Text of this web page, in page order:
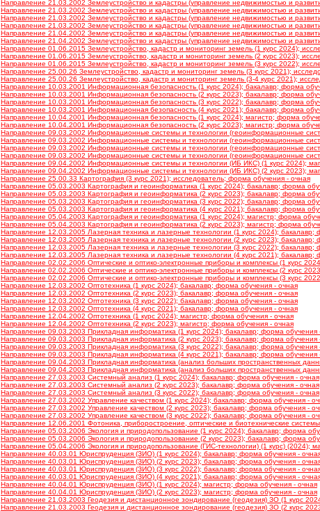
Направление 21.03.2002 Землеустройство и кадастры (управление недвижимостью и
Направление 21.03.2002 Землеустройство и кадастры (управление недвижимостью и
Направление 21.03.2002 Землеустройство и кадастры (управление недвижимостью и
Направление 21.03.2002 Землеустройство и кадастры (управление недвижимостью и
Направление 21.04.2002 Землеустройство и кадастры (управление недвижимостью и
Направление 21.04.2002 Землеустройство и кадастры (управление недвижимостью и
Направление 01.06.2015 Землеустройство, кадастр и мониторинг земель (1 курс 2024);
Направление 01.06.2015 Землеустройство, кадастр и мониторинг земель (2 курс 2023);
Направление 01.06.2015 Землеустройство, кадастр и мониторинг земель (3 курс 2022);
Направление 25.00.26 Землеустройство, кадастр и мониторинг земель (3 курс 2021);
Направление 25.00.26 Землеустройство, кадастр и мониторинг земель (3-4 курс 2021);
Направление 10.03.2001 Информационная безопасность (1 курс 2024); бакалавр; форма
Направление 10.03.2001 Информационная безопасность (2 курс 2023); бакалавр; форма
Направление 10.03.2001 Информационная безопасность (3 курс 2022); бакалавр; форма
Направление 10.03.2001 Информационная безопасность (4 курс 2021); бакалавр; форма
Направление 10.04.2001 Информационная безопасность (1 курс 2024); магистр; форма
Направление 10.04.2001 Информационная безопасность (2 курс 2023); магистр; форма
Направление 09.03.2002 Информационные системы и технологии (геоинформационные
Направление 09.03.2002 Информационные системы и технологии (геоинформационные
Направление 09.03.2002 Информационные системы и технологии (геоинформационные
Направление 09.03.2002 Информационные системы и технологии (геоинформационные
Направление 09.04.2002 Информационные системы и технологии (ИБ ИКС) (1 курс 2024);
Направление 09.04.2002 Информационные системы и технологии (ИБ ИКС) (2 курс 2023);
Направление 25.00.33 Картография (3 курс 2021); исследователь; форма обучения - очная
Направление 05.03.2003 Картография и геоинформатика (1 курс 2024); бакалавр; форма
Направление 05.03.2003 Картография и геоинформатика (2 курс 2023); бакалавр; форма
Направление 05.03.2003 Картография и геоинформатика (3 курс 2022); бакалавр; форма
Направление 05.03.2003 Картография и геоинформатика (4 курс 2021); бакалавр; форма
Направление 05.04.2003 Картография и геоинформатика (1 курс 2024); магистр; форма
Направление 05.04.2003 Картография и геоинформатика (2 курс 2023); магистр; форма
Направление 12.03.2005 Лазерная техника и лазерные технологии (1 курс 2024); бакалавр;
Направление 12.03.2005 Лазерная техника и лазерные технологии (2 курс 2023); бакалавр;
Направление 12.03.2005 Лазерная техника и лазерные технологии (3 курс 2022); бакалавр;
Направление 12.03.2005 Лазерная техника и лазерные технологии (4 курс 2021); бакалавр;
Направление 02.02.2006 Оптические и оптико-электронные приборы и комплексы (1 курс
Направление 02.02.2006 Оптические и оптико-электронные приборы и комплексы (2 курс
Направление 02.02.2006 Оптические и оптико-электронные приборы и комплексы (3 курс
Направление 12.03.2002 Оптотехника (1 курс 2024); бакалавр; форма обучения - очная
Направление 12.03.2002 Оптотехника (2 курс 2023); бакалавр; форма обучения - очная
Направление 12.03.2002 Оптотехника (3 курс 2022); бакалавр; форма обучения - очная
Направление 12.03.2002 Оптотехника (4 курс 2021); бакалавр; форма обучения - очная
Направление 12.04.2002 Оптотехника (1 курс 2024); магистр; форма обучения - очная
Направление 12.04.2002 Оптотехника (2 курс 2023); магистр; форма обучения - очная
Направление 09.03.2003 Прикладная информатика (1 курс 2024); бакалавр; форма обучения
Направление 09.03.2003 Прикладная информатика (2 курс 2023); бакалавр; форма обучения
Направление 09.03.2003 Прикладная информатика (3 курс 2022); бакалавр; форма обучения
Направление 09.03.2003 Прикладная информатика (4 курс 2021); бакалавр; форма обучения
Направление 09.04.2003 Прикладная информатика (анализ больших пространственных
Направление 09.04.2003 Прикладная информатика (анализ больших пространственных
Направление 27.03.2003 Системный анализ (1 курс 2024); бакалавр; форма обучения - очная
Направление 27.03.2003 Системный анализ (2 курс 2023); бакалавр; форма обучения - очная
Направление 27.03.2003 Системный анализ (3 курс 2022); бакалавр; форма обучения - очная
Направление 27.03.2002 Управление качеством (1 курс 2024); бакалавр; форма обучения -
Направление 27.03.2002 Управление качеством (2 курс 2023); бакалавр; форма обучения -
Направление 27.03.2002 Управление качеством (3 курс 2022); бакалавр; форма обучения -
Направление 12.06.2001 Фотоника, приборостроение, оптические и биотехнические
Направление 05.03.2006 Экология и природопользование (1 курс 2024); бакалавр; форма
Направление 05.03.2006 Экология и природопользование (2 курс 2023); бакалавр; форма
Направление 05.04.2006 Экология и природопользование (ГИС-технологии) (1 курс) (2024);
Направление 40.03.01 Юриспруденция (ЗИО) (1 курс 2024); бакалавр; форма обучения -
Направление 40.03.01 Юриспруденция (ЗИО) (2 курс 2023); бакалавр; форма обучения -
Направление 40.03.01 Юриспруденция (ЗИО) (3 курс 2022); бакалавр; форма обучения -
Направление 40.03.01 Юриспруденция (ЗИО) (4 курс 2021); бакалавр; форма обучения -
Направление 40.04.01 Юриспруденция (ЗИО) (1 курс 2024); магистр; форма обучения - очная
Направление 40.04.01 Юриспруденция (ЗИО) (2 курс 2023); магистр; форма обучения - очная
Направление 21.03.2003 Геодезия и дистанционное зондирование (геодезия) ЗО (1 курс
Направление 21.03.2003 Геодезия и дистанционное зондирование (геодезия) ЗО (2 курс